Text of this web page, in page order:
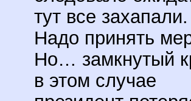
тут все захапали.
Надо принять
Но… замкнутый
в этом случае